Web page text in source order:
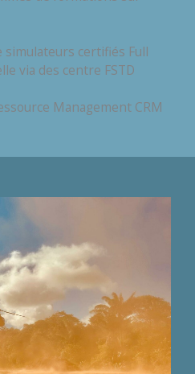
simulateurs certifiés Full
via des centre FSTD
Management CRM